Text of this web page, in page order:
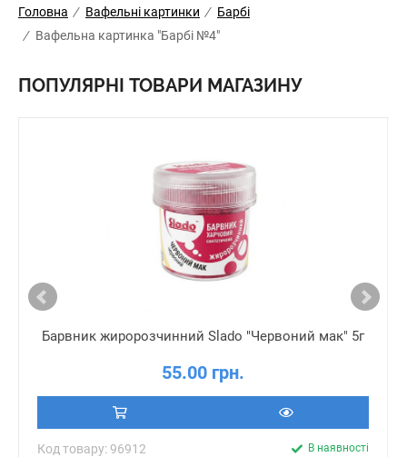
Головна / Вафельні картинки / Барбі
/ Вафельна картинка "Барбі №4"
ПОПУЛЯРНІ ТОВАРИ МАГАЗИНУ
Барвник жиророзчинний Slado "Червоний мак" 5г
55.00 грн.
Код товару: 96912 В наявності